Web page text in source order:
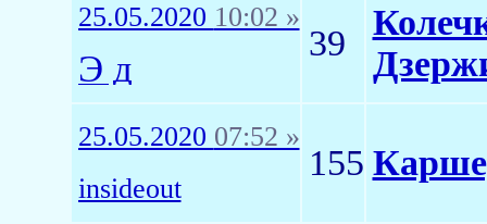
25.05.2020 10:02 »
Э д
39
25.05.2020 07:52 »
insideout
155